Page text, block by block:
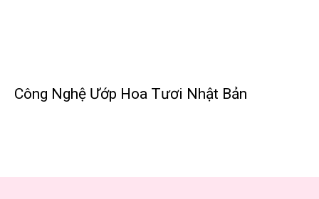
Công Nghệ Ướp Hoa Tươi Nhật Bản